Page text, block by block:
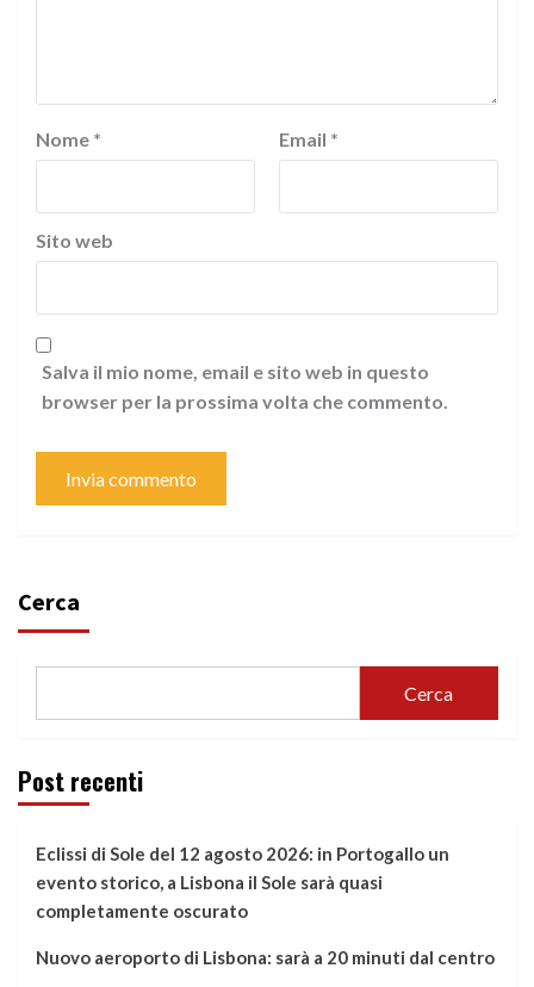
Nome * Email *
Sito web
Salva il mio nome, email e sito web in questo
browser per la prossima volta che commento.
Cerca
Cerca
Post recenti
Eclissi di Sole del 12 agosto 2026: in Portogallo un
evento storico, a Lisbona il Sole sarà quasi
completamente oscurato
Nuovo aeroporto di Lisbona: sarà a 20 minuti dal centro